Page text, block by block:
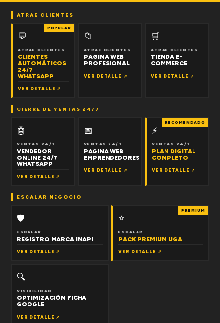
ATRAE CLIENTES
POPULAR
💬
ATRAE CLIENTES
CLIENTES
AUTOMÁTICOS
24/7
WHATSAPP
VER DETALLE ↗
📁
ATRAE CLIENTES
PÁGINA WEB
PROFESIONAL
VER DETALLE ↗
🛒
ATRAE CLIENTES
TIENDA E-
COMMERCE
VER DETALLE ↗
CIERRE DE VENTAS 24/7
🤖
VENTAS 24/7
VENDEDOR
ONLINE 24/7
WHATSAPP
VER DETALLE ↗
📅
VENTAS 24/7
PAGINA WEB
EMPRENDEDORES
VER DETALLE ↗
RECOMENDADO
⚡
VENTAS 24/7
PLAN DIGITAL
COMPLETO
VER DETALLE ↗
ESCALAR NEGOCIO
🛡
ESCALAR
REGISTRO MARCA INAPI
VER DETALLE ↗
PREMIUM
⭐
ESCALAR
PACK PREMIUM UGA
VER DETALLE ↗
🔍
VISIBILIDAD
OPTIMIZACIÓN FICHA
GOOGLE
VER DETALLE ↗